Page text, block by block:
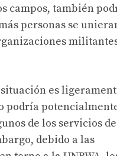
campos, también
personas se
es
podría
de los servicios
debido a las